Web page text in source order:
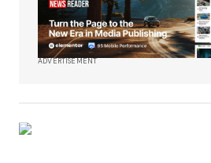
ADVERTISEMENT